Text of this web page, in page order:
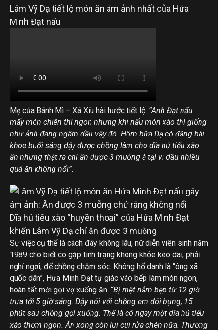
Lâm Vỹ Dạ tiết lộ món ăn ám ảnh nhất của Hứa
Minh Đạt nấu
Mẹ của Bánh Mì – Xá Xíu hài hước tiết lộ: “Anh Đạt nấu
mấy món chiên thì ngon nhưng khi nấu món xào thì giống
như ảnh đang ngâm dầu vậy đó. Hôm bữa Dạ có đăng bài
khoe buổi sáng dậy được chồng làm cho dĩa hủ tiếu xào
ăn nhưng thật ra chỉ ăn được 3 muỗng à tại vì dầu nhiều
quá ăn không nổi”.
Dĩa hủ tiếu xào “huyền thoại” của Hứa Minh Đạt
khiến Lâm Vỹ Dạ chỉ ăn được 3 muỗng
Sự việc cụ thể là cách đây không lâu, nữ diễn viên sinh năm
1989 cho biết cô gặp tình trạng không khỏe kéo dài, phải
nghỉ ngơi, để chồng chăm sóc. Không hổ danh là “ông xã
quốc dân”, Hứa Minh Đạt tự giác vào bếp làm món ngon,
hoàn tất mới gọi vợ xuống ăn. “Bị mệt nằm bẹp từ 12 giờ
trưa tới 5 giờ sáng. Dậy nói với chồng em đói bụng, 15
phút sau chồng gọi xuống. Thế là có ngay một dĩa hủ tiếu
xào thơm ngon. Ăn xong còn lui cui rửa chén nữa. Thương